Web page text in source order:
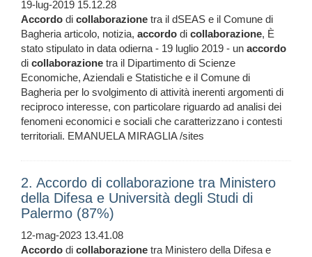
19-lug-2019 15.12.28
Accordo di collaborazione tra il dSEAS e il Comune di
Bagheria articolo, notizia, accordo di collaborazione, È
stato stipulato in data odierna - 19 luglio 2019 - un accordo
di collaborazione tra il Dipartimento di Scienze
Economiche, Aziendali e Statistiche e il Comune di
Bagheria per lo svolgimento di attività inerenti argomenti di
reciproco interesse, con particolare riguardo ad analisi dei
fenomeni economici e sociali che caratterizzano i contesti
territoriali. EMANUELA MIRAGLIA /sites
2. Accordo di collaborazione tra Ministero
della Difesa e Università degli Studi di
Palermo (87%)
12-mag-2023 13.41.08
Accordo di collaborazione tra Ministero della Difesa e